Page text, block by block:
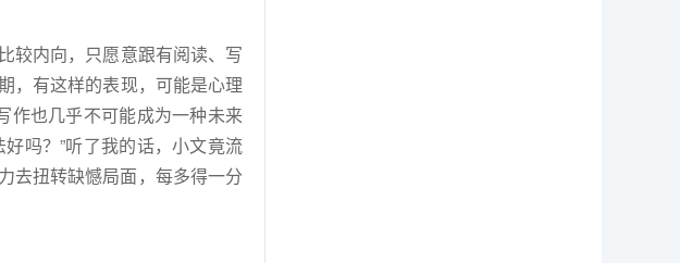
较内向，只愿意跟有阅读、写
，有这样的表现，可能是心理
作也几乎不可能成为一种未来
好吗？”听了我的话，小文竟流
去扭转缺憾局面，每多得一分